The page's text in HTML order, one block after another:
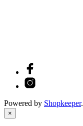
Powered by Shopkeeper.
×